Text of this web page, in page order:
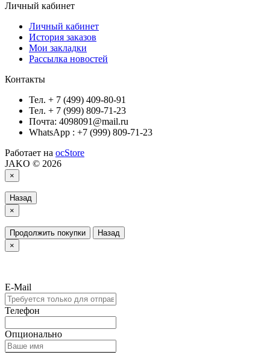
Личный кабинет
Личный кабинет
История заказов
Мои закладки
Рассылка новостей
Контакты
Тел. + 7 (499) 409-80-91
Тел. + 7 (999) 809-71-23
Почта: 4098091@mail.ru
WhatsApp : +7 (999) 809-71-23
Работает на ocStore
JAKO © 2026
×
Назад
×
Продолжить покупки
Назад
×
E-Mail
Телефон
Опционально